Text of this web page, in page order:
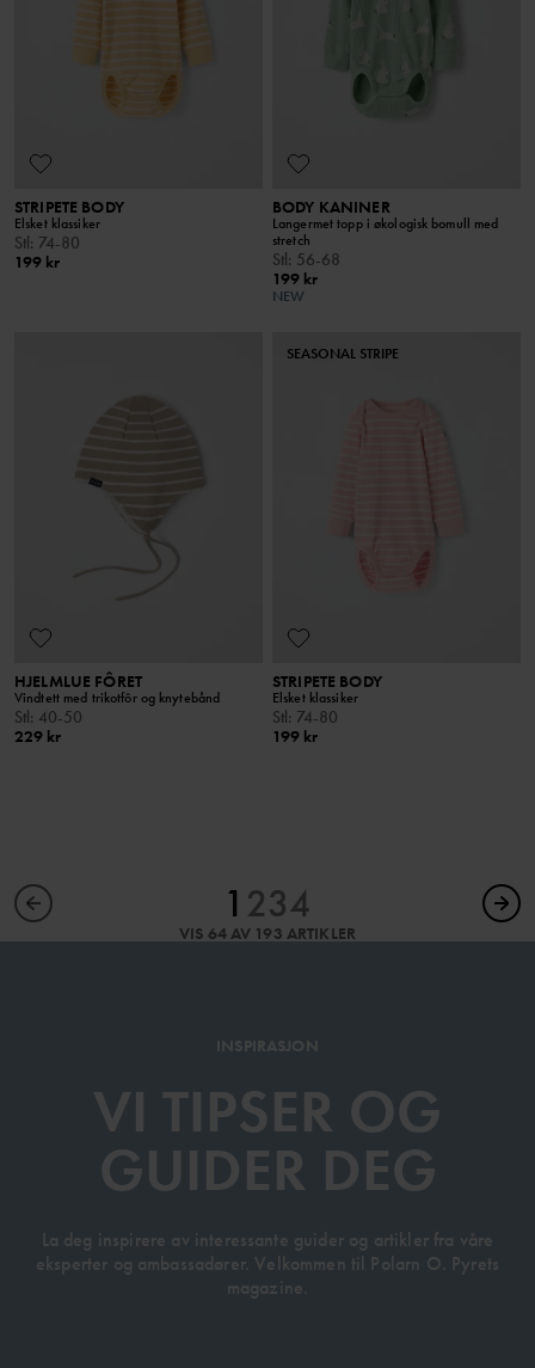
STRIPETE BODY
Elsket klassiker
Stl: 74-80
199 kr
BODY KANINER
Langermet topp i økologisk bomull med
stretch
Stl: 56-68
199 kr
NEW
HJELMLUE FÔRET
Vindtett med trikotfôr og knytebånd
Stl: 40-50
229 kr
SEASONAL STRIPE
STRIPETE BODY
Elsket klassiker
Stl: 74-80
199 kr
1 234
VIS 64 AV 193 ARTIKLER
INSPIRASJON
VI TIPSER OG
GUIDER DEG
La deg inspirere av interessante guider og artikler fra våre
eksperter og ambassadører. Velkommen til Polarn O. Pyrets
magazine.